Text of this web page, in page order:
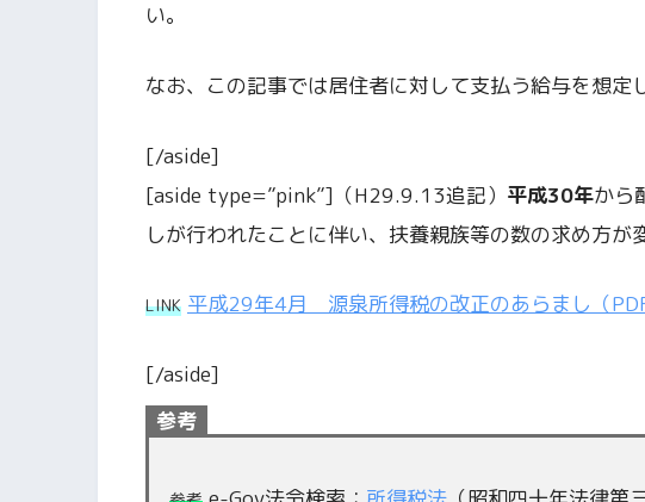
い。
なお、この記事では居住者に対して支払う給与を想定
[/aside]
[aside type=”pink”]（H29.9.13追記） 平成30年から
しが行われたことに伴い、扶養親族等の数の求め方が
LINK 平成29年4月 源泉所得税の改正のあらまし（
[/aside]
参考